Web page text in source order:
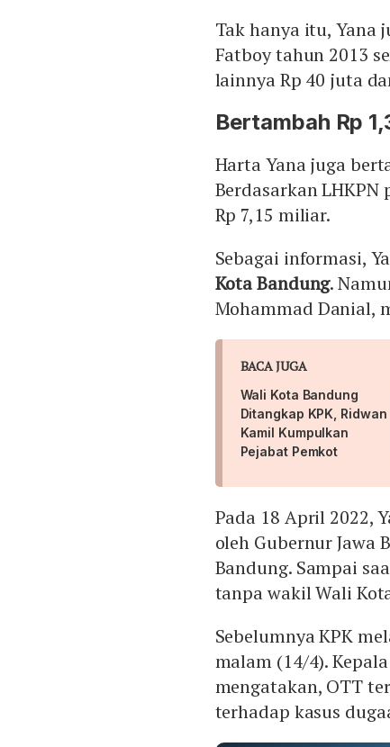
Tak hanya itu, Yana
Fatboy tahun 2013
lainnya Rp 40 juta
Bertambah Rp
Harta Yana juga
Berdasarkan
Rp 7,15 miliar.
Sebagai informasi,
Kota Bandung.
Mohammad Danial,
BACA JUGA
Wali Kota Bandung
Ditangkap KPK, Ridwan
Kamil Kumpulkan
Pejabat Pemkot
Pada 18 April 2022,
oleh Gubernur Jawa
Bandung. Sampai
tanpa wakil Wali
Sebelumnya KPK
malam (14/4).
mengatakan, OTT
terhadap kasus